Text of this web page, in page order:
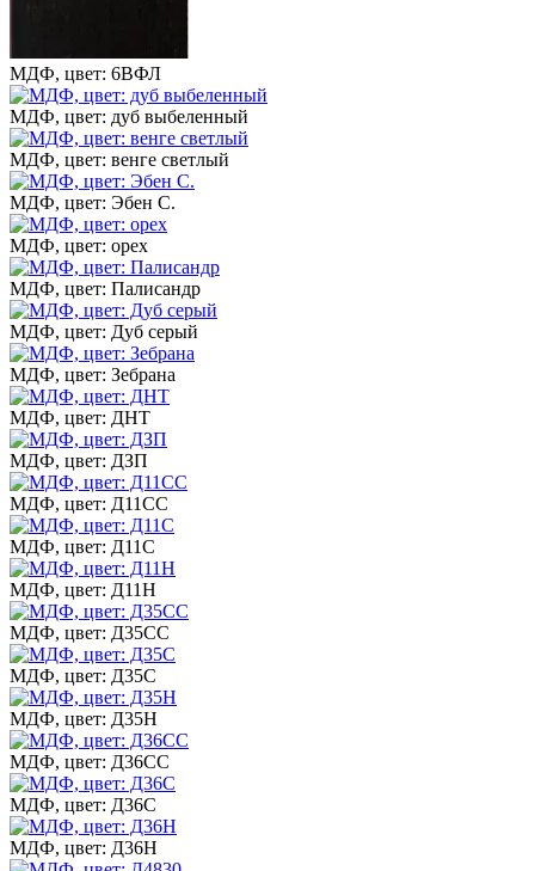
МДФ, цвет: 6ВФЛ
МДФ, цвет: дуб выбеленный
МДФ, цвет: венге светлый
МДФ, цвет: Эбен С.
МДФ, цвет: орех
МДФ, цвет: Палисандр
МДФ, цвет: Дуб серый
МДФ, цвет: Зебрана
МДФ, цвет: ДНТ
МДФ, цвет: ДЗП
МДФ, цвет: Д11СС
МДФ, цвет: Д11С
МДФ, цвет: Д11Н
МДФ, цвет: Д35СС
МДФ, цвет: Д35С
МДФ, цвет: Д35Н
МДФ, цвет: Д36СС
МДФ, цвет: Д36С
МДФ, цвет: Д36Н